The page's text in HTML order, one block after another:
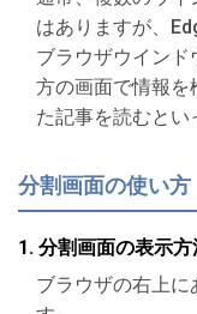
はありますが、
ブラウザウイン
方の画面で情報を
た記事を読むとい
分割画面の使い方
1. 分割画面の表示方
ブラウザの右上に